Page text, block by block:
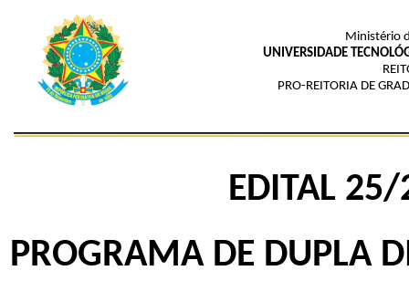
Ministério
UNIVERSIDADE
PRO-REITORIA DE
EDITAL
PROGRAMA DE DUPLA